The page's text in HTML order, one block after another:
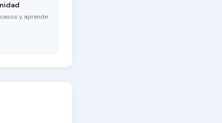
y aprende